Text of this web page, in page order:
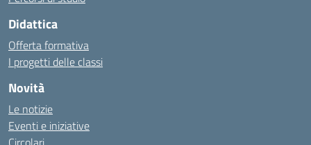
Didattica
Offerta formativa
I progetti delle classi
Novità
Le notizie
Eventi e iniziative